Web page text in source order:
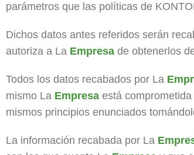
parámetros que las políticas de
Dichos datos antes referidos serán
autoriza a La Empresa de obtenerlos
Todos los datos recabados por La
mismo La Empresa está
mismos principios enunciados
La información recabada por La